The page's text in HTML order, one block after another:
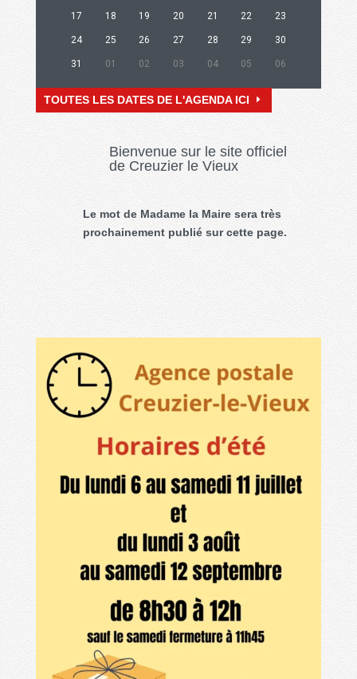
17 18 19 20 21 22 23
24 25 26 27 28 29 30
31 01 02 03 04 05 06
TOUTES LES DATES DE L'AGENDA ICI
Bienvenue sur le site officiel
de Creuzier le Vieux
Le mot de Madame la Maire sera très
prochainement publié sur cette page.